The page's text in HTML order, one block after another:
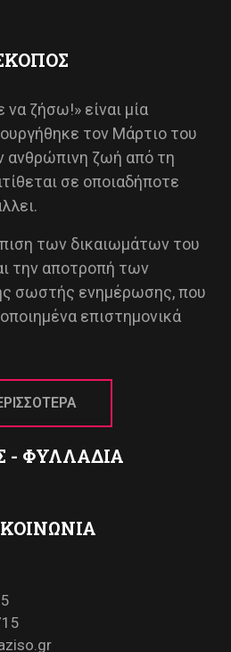
ζήσω!» είναι μία
τον Μάρτιο του
ανθρώπινη ζωή από τη
σε οποιαδήποτε
των δικαιωμάτων του
την αποτροπή των
σωστής ενημέρωσης, που
επιστημονικά
- ΦΥΛΛΑΔΙΑ